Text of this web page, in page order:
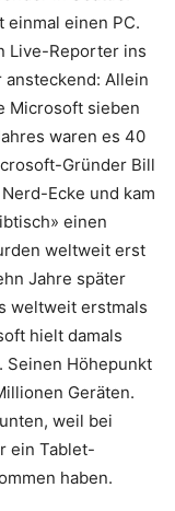
einmal einen PC.
Live-Reporter ins
Allein
Microsoft sieben
waren es 40
Gründer Bill
Ecke und kam
einen
weltweit erst
Jahre später
weltweit erstmals
hielt damals
Seinen Höhepunkt
Geräten.
weil bei
ein Tablet-
haben.